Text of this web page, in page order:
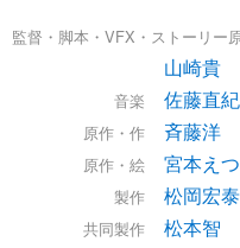
監督・脚本・VFX・ストーリー
山崎貴
音楽 佐藤直紀
原作・作 斉藤洋
原作・絵 宮本え
製作 松岡宏泰
共同製作
松本智